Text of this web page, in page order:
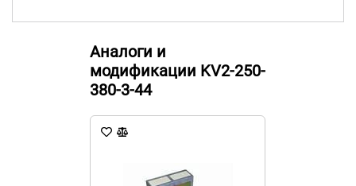
Аналоги и
модификации KV2-250-
380-3-44